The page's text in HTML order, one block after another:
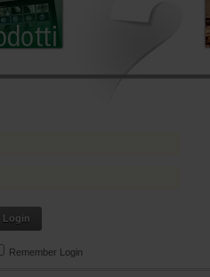
Login
Remember Login